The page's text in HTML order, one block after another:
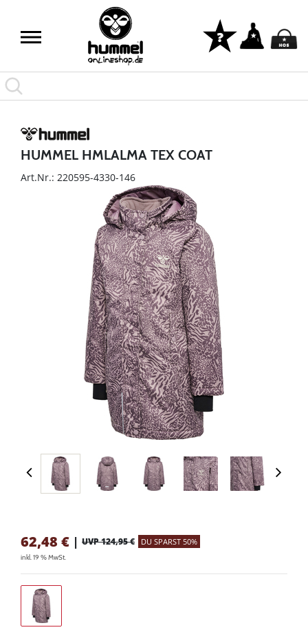
HUMMEL HMLALMA TEX COAT
Art.Nr.: 220595-4330-146
62,48 € | UVP 124,95 € DU SPARST 50%
inkl. 19 % MwSt.